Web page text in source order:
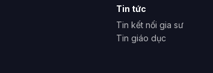
Tin tức
Tin kết nối gia sư
Tin giáo dục